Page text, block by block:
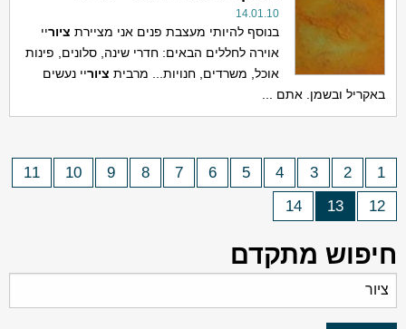
14.01.10
בנוסף להיותי מעצבת פנים אני מציירת ציוריי
אוירה לחללים הבאים: חדרי שינה, סלונים, פינות
אוכל, משרדים, חנויות... מרבית ציוריי נעשים
באקריל ובשמן. אתם ...
1
2
3
4
5
6
7
8
9
10
11
12
13
14
חיפוש מתקדם